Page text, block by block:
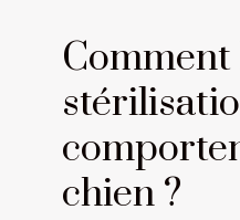
Comment
chien ?